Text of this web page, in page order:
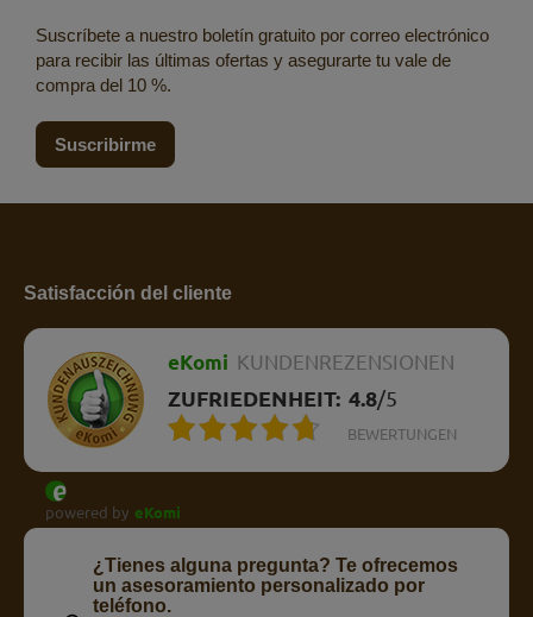
Suscríbete a nuestro boletín gratuito por correo electrónico
para recibir las últimas ofertas y asegurarte tu vale de
compra del 10 %.
Suscribirme
Satisfacción del cliente
eKomi KUNDENREZENSIONEN
ZUFRIEDENHEIT: 4.8/5
BEWERTUNGEN
powered by eKomi
¿Tienes alguna pregunta? Te ofrecemos
un asesoramiento personalizado por
teléfono.